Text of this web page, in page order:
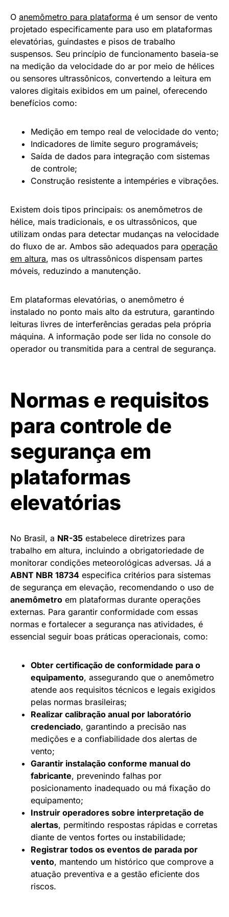
O anemômetro para plataforma é um sensor de vento
projetado especificamente para uso em plataformas
elevatórias, guindastes e pisos de trabalho
suspensos. Seu princípio de funcionamento baseia-se
na medição da velocidade do ar por meio de hélices
ou sensores ultrassônicos, convertendo a leitura em
valores digitais exibidos em um painel, oferecendo
benefícios como:
Medição em tempo real de velocidade do vento;
Indicadores de limite seguro programáveis;
Saída de dados para integração com sistemas
de controle;
Construção resistente a intempéries e vibrações.
Existem dois tipos principais: os anemômetros de
hélice, mais tradicionais, e os ultrassônicos, que
utilizam ondas para detectar mudanças na velocidade
do fluxo de ar. Ambos são adequados para operação
em altura, mas os ultrassônicos dispensam partes
móveis, reduzindo a manutenção.
Em plataformas elevatórias, o anemômetro é
instalado no ponto mais alto da estrutura, garantindo
leituras livres de interferências geradas pela própria
máquina. A informação pode ser lida no console do
operador ou transmitida para a central de segurança.
Normas e requisitos
para controle de
segurança em
plataformas
elevatórias
No Brasil, a NR-35 estabelece diretrizes para
trabalho em altura, incluindo a obrigatoriedade de
monitorar condições meteorológicas adversas. Já a
ABNT NBR 18734 especifica critérios para sistemas
de segurança em elevação, recomendando o uso de
anemômetro em plataformas durante operações
externas. Para garantir conformidade com essas
normas e fortalecer a segurança nas atividades, é
essencial seguir boas práticas operacionais, como:
Obter certificação de conformidade para o
equipamento, assegurando que o anemômetro
atende aos requisitos técnicos e legais exigidos
pelas normas brasileiras;
Realizar calibração anual por laboratório
credenciado, garantindo a precisão nas
medições e a confiabilidade dos alertas de
vento;
Garantir instalação conforme manual do
fabricante, prevenindo falhas por
posicionamento inadequado ou má fixação do
equipamento;
Instruir operadores sobre interpretação de
alertas, permitindo respostas rápidas e corretas
diante de ventos fortes ou instabilidade;
Registrar todos os eventos de parada por
vento, mantendo um histórico que comprove a
atuação preventiva e a gestão eficiente dos
riscos.